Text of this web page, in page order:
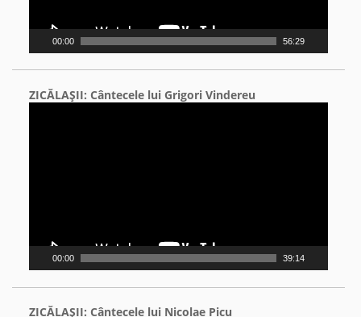
00:00 56:29
ZICĂLAŞII: Cântecele lui Grigori Vindereu
00:00 39:14
ZICĂLAŞII: Cântecele lui Nicolae Picu